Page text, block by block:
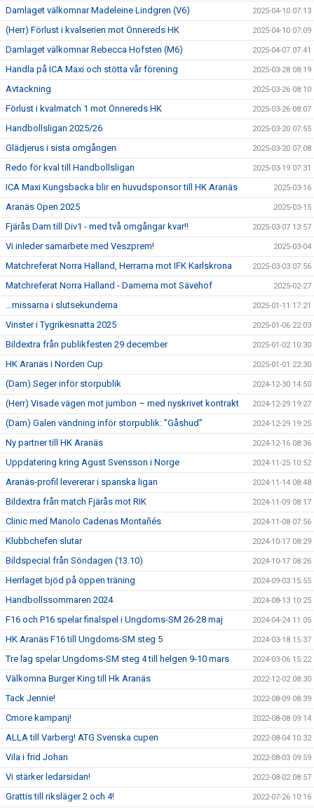
Damlaget välkomnar Madeleine Lindgren (V6) 2025-04-10 07:13
(Herr) Förlust i kvalserien mot Önnereds HK 2025-04-10 07:09
Damlaget välkomnar Rebecca Hofsten (M6) 2025-04-07 07:41
Handla på ICA Maxi och stötta vår förening 2025-03-28 08:19
Avtackning 2025-03-26 08:10
Förlust i kvalmatch 1 mot Önnereds HK 2025-03-26 08:07
Handbollsligan 2025/26 2025-03-20 07:55
Glädjerus i sista omgången 2025-03-20 07:08
Redo för kval till Handbollsligan 2025-03-19 07:31
ICA Maxi Kungsbacka blir en huvudsponsor till HK Aranäs 2025-03-16
Aranäs Open 2025 2025-03-15
Fjärås Dam till Div1 - med två omgångar kvar!! 2025-03-07 13:57
Vi inleder samarbete med Veszprem! 2025-03-04
Matchreferat Norra Halland, Herrarna mot IFK Karlskrona 2025-03-03 07:56
Matchreferat Norra Halland - Damerna mot Sävehof 2025-02-27
…missarna i slutsekunderna 2025-01-11 17:21
Vinster i Tygrikesnatta 2025 2025-01-06 22:03
Bildextra från publikfesten 29 december 2025-01-02 10:30
HK Aranäs i Norden Cup 2025-01-01 22:30
(Dam) Seger inför storpublik 2024-12-30 14:50
(Herr) Visade vägen mot jumbon – med nyskrivet kontrakt 2024-12-29 19:27
(Dam) Galen vändning inför storpublik: ”Gåshud” 2024-12-29 19:25
Ny partner till HK Aranäs 2024-12-16 08:36
Uppdatering kring Agust Svensson i Norge 2024-11-25 10:52
Aranäs-profil levererar i spanska ligan 2024-11-14 08:48
Bildextra från match Fjärås mot RIK 2024-11-09 08:17
Clinic med Manolo Cadenas Montañés 2024-11-08 07:56
Klubbchefen slutar 2024-10-17 08:29
Bildspecial från Söndagen (13.10) 2024-10-17 08:26
Herrlaget bjöd på öppen träning 2024-09-03 15:55
Handbollssommaren 2024 2024-08-13 10:25
F16 och P16 spelar finalspel i Ungdoms-SM 26-28 maj 2024-04-24 11:05
HK Aranäs F16 till Ungdoms-SM steg 5 2024-03-18 15:37
Tre lag spelar Ungdoms-SM steg 4 till helgen 9-10 mars 2024-03-06 15:22
Välkomna Burger King till Hk Aranäs 2022-12-02 08:30
Tack Jennie! 2022-08-09 08:39
Cmore kampanj! 2022-08-08 09:14
ALLA till Varberg! ATG Svenska cupen 2022-08-04 10:32
Vila i frid Johan 2022-08-03 09:59
Vi stärker ledarsidan! 2022-08-02 08:57
Grattis till riksläger 2 och 4! 2022-07-26 10:16